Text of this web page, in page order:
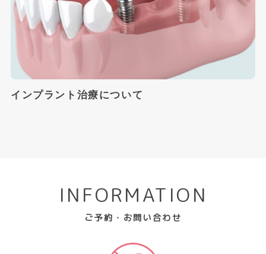
インプラント治療について
INFORMATION
ご予約・お問い合わせ